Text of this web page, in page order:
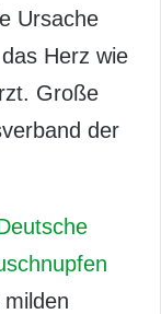
Ursache
Herz wie
Große
der